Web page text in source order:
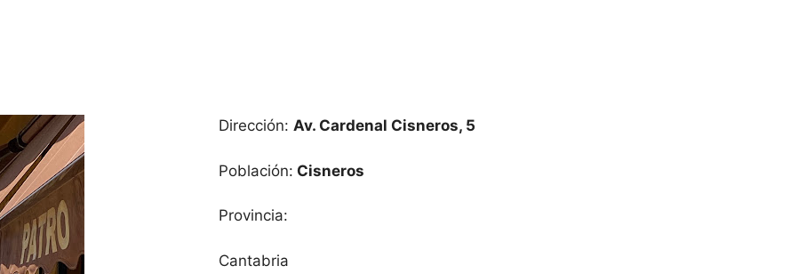
Dirección: Av. Cardenal Cisneros, 5
Población: Cisneros
Provincia:
Cantabria